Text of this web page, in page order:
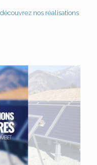
nos réalisations